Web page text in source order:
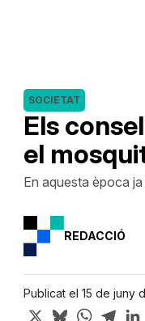
Els
el
SOCIETAT
En aquesta època
REDACCIÓ
Publicat el 15 de juny
X Bluesky